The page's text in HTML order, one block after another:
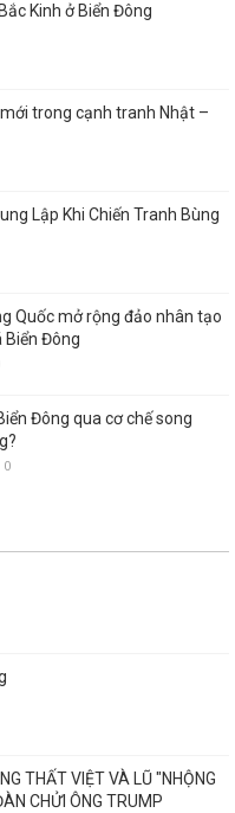
Kinh ở Biển Đông
trong cạnh tranh Nhật –
Lập Khi Chiến Tranh Bùng
Quốc mở rộng đảo nhân tạo
Biển Đông
Đông qua cơ chế song
0
THẤT VIỆT VÀ LŨ "NHỘNG
CHỬI ÔNG TRUMP